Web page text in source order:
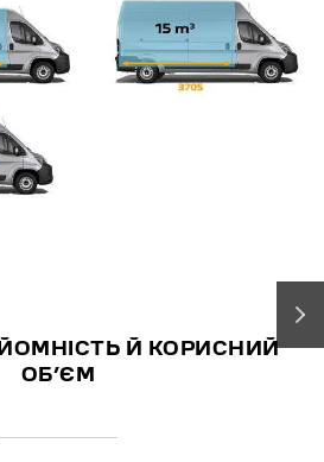
Й КОРИСНИЙ
ОБʼЄМ
›